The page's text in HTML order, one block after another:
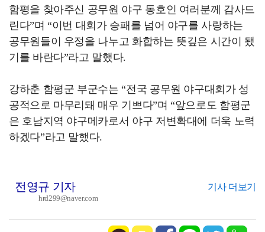
함평을 찾아주신 공무원 야구 동호인 여러분께 감사드
린다”며 “이번 대회가 승패를 넘어 야구를 사랑하는
공무원들이 우정을 나누고 화합하는 뜻깊은 시간이 됐
기를 바란다”라고 말했다.
강하춘 함평군 부군수는 “전국 공무원 야구대회가 성
공적으로 마무리돼 매우 기쁘다”며 “앞으로도 함평군
은 호남지역 야구메카로서 야구 저변확대에 더욱 노력
하겠다”라고 말했다.
전영규 기자 기사 더보기
hrd299@naver.com